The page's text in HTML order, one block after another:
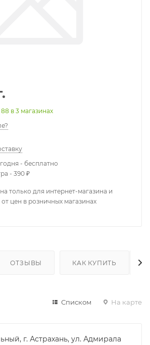
88 в 3 магазинах
- бесплатно
- 390 ₽
только для интернет-магазина и
цен в розничных магазинах
ОТЗЫВЫ КАК КУПИТЬ
Списком На карте
г. Астрахань, ул. Адмирала